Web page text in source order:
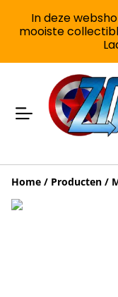
In deze
mooiste
Home / Producten /